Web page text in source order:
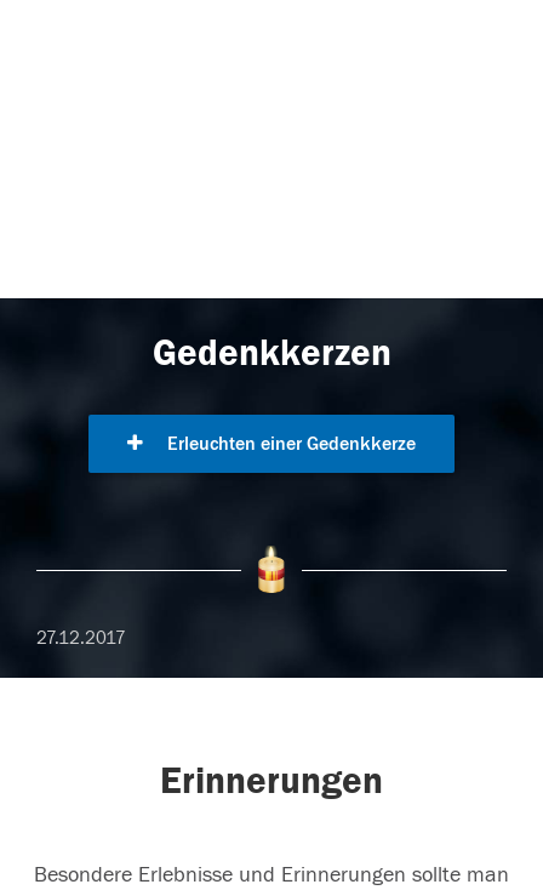
Gedenkkerzen
Erleuchten einer Gedenkkerze
27.12.2017
Erinnerungen
Besondere Erlebnisse und Erinnerungen sollte man